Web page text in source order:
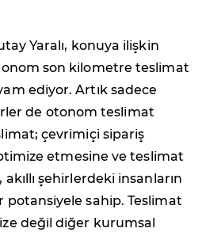
Yaralı, konuya ilişkin
son kilometre teslimat
ediyor. Artık sadece
de otonom teslimat
çevrimiçi sipariş
etmesine ve teslimat
şehirlerdeki insanların
potansiyele sahip. Teslimat
değil diğer kurumsal